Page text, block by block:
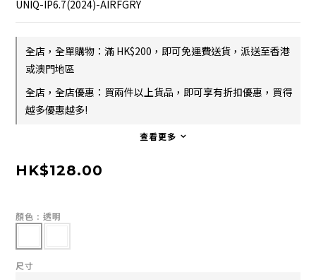
UNIQ-IP6.7(2024)-AIRFGRY
全店，全單購物：滿 HK$200，即可免運費送貨，派送至香港
或澳門地區
全店，全店優惠：買兩件以上貨品，即可享有折扣優惠，買得
越多優惠越多!
查看更多
HK$128.00
顏色 : 透明
尺寸